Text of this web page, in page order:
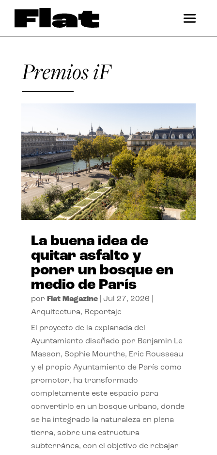
Premios iF
La buena idea de
quitar asfalto y
poner un bosque en
medio de París
por Flat Magazine| Jul 27, 2026
Arquitectura, Reportaje
El proyecto de la explanada del
Ayuntamiento diseñado por Benjamin Le
Masson, Sophie Mourthe, Eric Rousseau
y el propio Ayuntamiento de París como
promotor, ha transformado
completamente este espacio para
convertirlo en un bosque urbano, donde
se ha integrado la naturaleza en plena
tierra, sobre una estructura
subterránea, con el objetivo de rebajar